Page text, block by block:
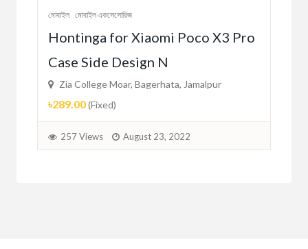
মোবাইল মোবাইল একসেসোরিজ
Hontinga for Xiaomi Poco X3 Pro
Case Side Design N
Zia College Moar, Bagerhata, Jamalpur
৳289.00(Fixed)
257 Views August 23, 2022